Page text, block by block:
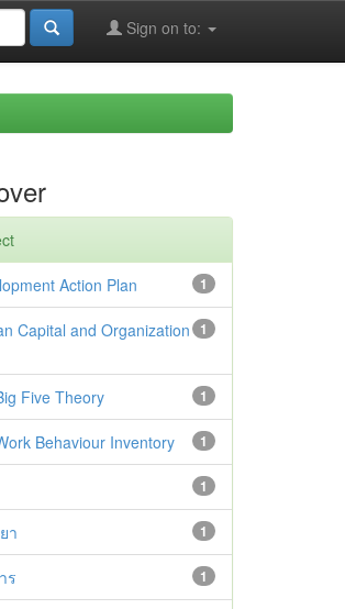
Sign on to:
1
Action Plan
1
Capital and Organization
1
Five Theory
1
Behaviour Inventory
1
1
า
1
ร